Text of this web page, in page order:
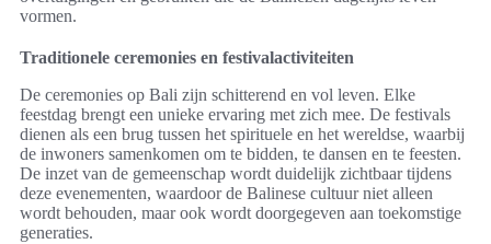
vormen.
Traditionele ceremonies en festivalactiviteiten
De ceremonies op Bali zijn schitterend en vol leven. Elke
feestdag brengt een unieke ervaring met zich mee. De festivals
dienen als een brug tussen het spirituele en het wereldse, waarbij
de inwoners samenkomen om te bidden, te dansen en te feesten.
De inzet van de gemeenschap wordt duidelijk zichtbaar tijdens
deze evenementen, waardoor de Balinese cultuur niet alleen
wordt behouden, maar ook wordt doorgegeven aan toekomstige
generaties.